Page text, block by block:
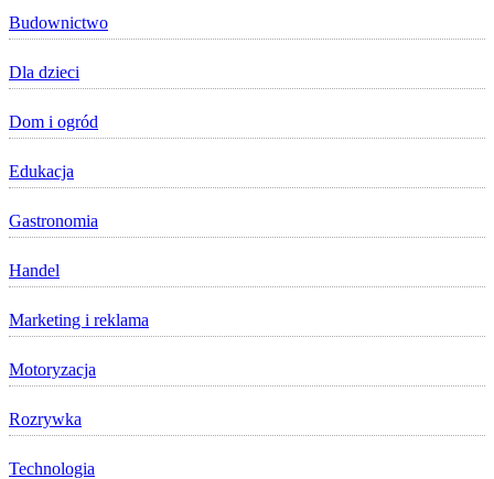
Budownictwo
Dla dzieci
Dom i ogród
Edukacja
Gastronomia
Handel
Marketing i reklama
Motoryzacja
Rozrywka
Technologia